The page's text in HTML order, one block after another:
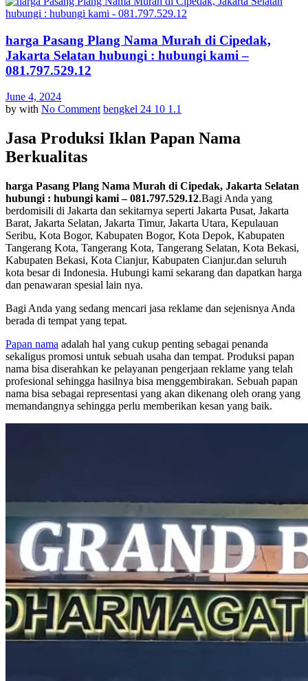
harga Pasang Plang Nama Murah di Cipedak,
Jakarta Selatan hubungi : hubungi kami –
081.797.529.12
June 4, 2024
by with No Comment bengkel 24 10 1.1
Jasa Produksi Iklan Papan Nama
Berkualitas
harga Pasang Plang Nama Murah di Cipedak, Jakarta Selatan
hubungi : hubungi kami – 081.797.529.12.Bagi Anda yang
berdomisili di Jakarta dan sekitarnya seperti Jakarta Pusat, Jakarta
Barat, Jakarta Selatan, Jakarta Timur, Jakarta Utara, Kepulauan
Seribu, Kota Bogor, Kabupaten Bogor, Kota Depok, Kabupaten
Tangerang Kota, Tangerang Kota, Tangerang Selatan, Kota Bekasi,
Kabupaten Bekasi, Kota Cianjur, Kabupaten Cianjur.dan seluruh
kota besar di Indonesia. Hubungi kami sekarang dan dapatkan harga
dan penawaran spesial lain nya.
Bagi Anda yang sedang mencari jasa reklame dan sejenisnya Anda
berada di tempat yang tepat.
Papan nama adalah hal yang cukup penting sebagai penanda
sekaligus promosi untuk sebuah usaha dan tempat. Produksi papan
nama bisa diserahkan ke pelayanan pengerjaan reklame yang telah
profesional sehingga hasilnya bisa menggembirakan. Sebuah papan
nama bisa sebagai representasi yang akan dikenang oleh orang yang
memandangnya sehingga perlu memberikan kesan yang baik.